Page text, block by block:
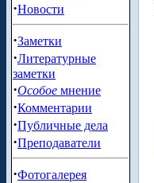
·Новости
·Заметки
·Литературные
заметки
·Особое мнение
·Комментарии
·Публичные дела
·Преподаватели
·Фотогалерея